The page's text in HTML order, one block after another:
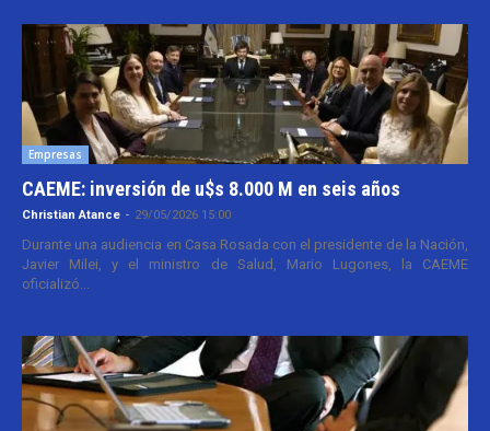
Empresas
CAEME: inversión de u$s 8.000 M en seis años
Christian Atance - 29/05/2026 15:00
Durante una audiencia en Casa Rosada con el presidente de la Nación,
Javier Milei, y el ministro de Salud, Mario Lugones, la CAEME
oficializó...